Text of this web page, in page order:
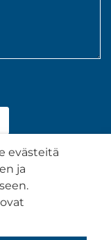
evästeitä
ja